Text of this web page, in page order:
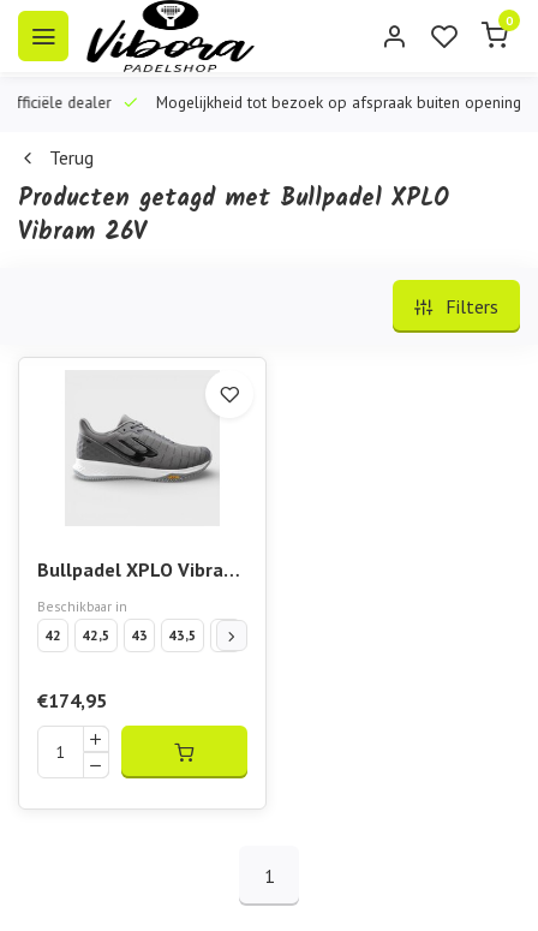
0
dealer Mogelijkheid tot bezoek op afspraak buiten openingstijden
Terug
Producten getagd met Bullpadel XPLO
Vibram 26V
Filters
Bullpadel XPLO Vibram
26V Dark Grey
Beschikbaar in
42
42,5 43 43,5 44
€174,95
1